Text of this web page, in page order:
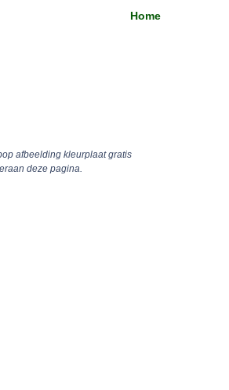
Home
afbeelding kleurplaat gratis
deze pagina.